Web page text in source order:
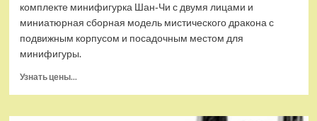
комплекте минифигурка Шан‑Чи с двумя лицами и
миниатюрная сборная модель мистического дракона с
подвижным корпусом и посадочным местом для
минифигуры.
Узнать цены...
(EU)